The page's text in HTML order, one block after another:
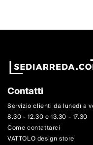
Contatti
Servizio clienti da lunedì a
8.30 - 12.30 e 13.30 - 17.30
Come contattarci
VATTOLO design store